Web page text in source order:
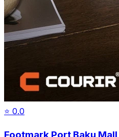
⭐ 0.0
Footmark Port Baku Mall